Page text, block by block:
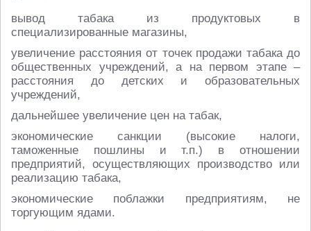
вывод табака из продуктовых в
специализированные магазины,
увеличение расстояния от точек продажи табака до
общественных учреждений, а на первом этапе –
расстояния до детских и образовательных
учреждений,
дальнейшее увеличение цен на табак,
экономические санкции (высокие налоги,
таможенные пошлины и т.п.) в отношении
предприятий, осуществляющих производство или
реализацию табака,
экономические поблажки предприятиям, не
торгующим ядами.